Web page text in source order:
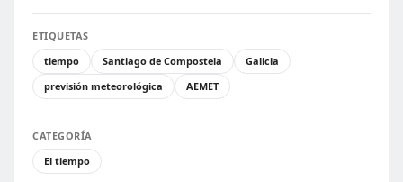
ETIQUETAS
tiempo
Santiago de Compostela
Galicia
previsión meteorológica
AEMET
CATEGORÍA
El tiempo